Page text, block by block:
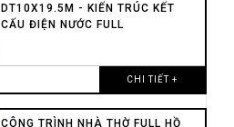
DT10X19.5M - KIẾN TRÚC KẾT
CẤU ĐIỆN NƯỚC FULL
CHI TIẾT +
CÔNG TRÌNH NHÀ THỜ FULL HỒ